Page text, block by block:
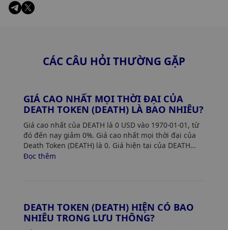
CÁC CÂU HỎI THƯỜNG GẶP
GIÁ CAO NHẤT MỌI THỜI ĐẠI CỦA
DEATH TOKEN (DEATH) LÀ BAO NHIÊU?
Giá cao nhất của DEATH là 0 USD vào 1970-01-01, từ
đó đến nay giảm 0%. Giá cao nhất mọi thời đại của
Death Token (DEATH) là 0. Giá hiện tại của DEATH
giảm 0% so với mức giá cao nhất của nó.
Đọc thêm
DEATH TOKEN (DEATH) HIỆN CÓ BAO
NHIÊU TRONG LƯU THÔNG?